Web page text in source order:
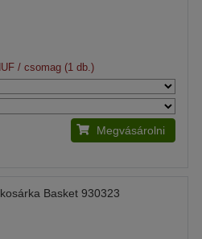
/ csomag (1 db.)
Megvásárolni
Basket 930323